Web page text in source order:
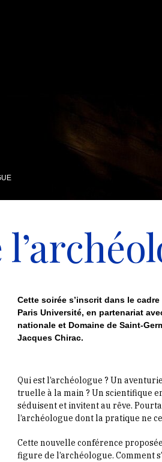
Cette soirée s’inscrit dans le
Paris Université, en partenariat
nationale et Domaine de Saint-
Jacques Chirac.
Qui est l’archéologue ? Un
truelle à la main ? Un scientifique
séduisent et invitent au rêve.
l’archéologue dont la pratique ne
Cette nouvelle conférence
figure de l’archéologue. Comment